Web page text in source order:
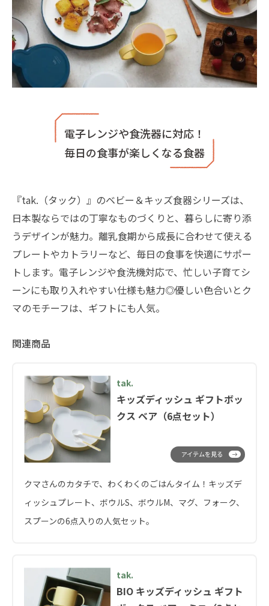
電子レンジや食洗器に対応！
毎日の食事が楽しくなる食器
『tak.（タック）』のベビー＆キッズ食器シリーズは、
日本製ならではの丁寧なものづくりと、暮らしに寄り添
うデザインが魅力。離乳食期から成長に合わせて使える
プレートやカトラリーなど、毎日の食事を快適にサポー
トします。電子レンジや食洗機対応で、忙しい子育てシ
ーンにも取り入れやすい仕様も魅力◎優しい色合いとク
マのモチーフは、ギフトにも人気。
関連商品
キッズディッシュ ギフトボッ
クス ベア（6点セット）
tak.
クマさんのカタチで、わくわくのごはんタイム！キッズデ
ィッシュプレート、ボウルS、ボウルM、マグ、フォーク、
スプーンの6点入りの人気セット。
アイテムを見る
BIO キッズディッシュ ギフト
tak.